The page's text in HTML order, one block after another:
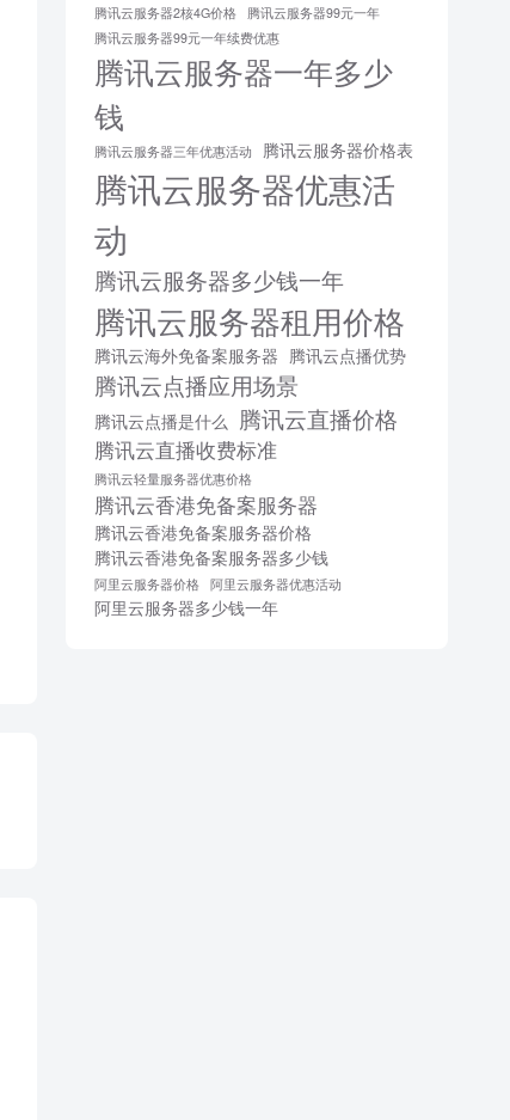
腾讯云服务器2核4G价格
腾讯云服务器99元一年
腾讯云服务器99元一年续费优惠
腾讯云服务器一年多少
钱
腾讯云服务器三年优惠活动 腾讯云服务器价格表
腾讯云服务器优惠活
动
腾讯云服务器多少钱一年
腾讯云服务器租用价格
腾讯云海外免备案服务器 腾讯云点播优势
腾讯云点播应用场景
腾讯云点播是什么 腾讯云直播价格
腾讯云直播收费标准
腾讯云轻量服务器优惠价格
腾讯云香港免备案服务器
腾讯云香港免备案服务器价格
腾讯云香港免备案服务器多少钱
阿里云服务器价格 阿里云服务器优惠活动
阿里云服务器多少钱一年